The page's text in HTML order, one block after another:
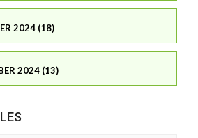
2024 (18)
2024 (13)